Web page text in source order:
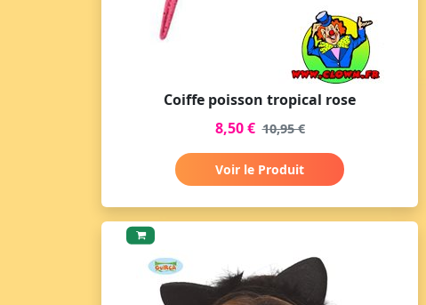
Coiffe poisson tropical rose
8,50 € 10,95 €
Voir le Produit